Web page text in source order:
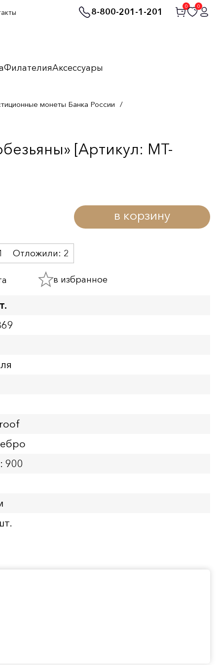
8-800-201-1-201
0 0
ФилателияАксессуары
монеты Банка России /
[Артикул: MT-
в корзину
Отложили: 2
в избранное
900